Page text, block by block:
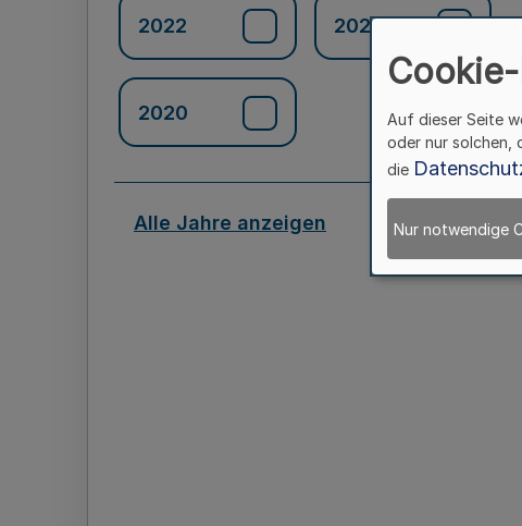
2022 2021
2020
Alle Jahre anzeigen
Auf dieser Seite
oder nur solchen,
die
Nur notwendige